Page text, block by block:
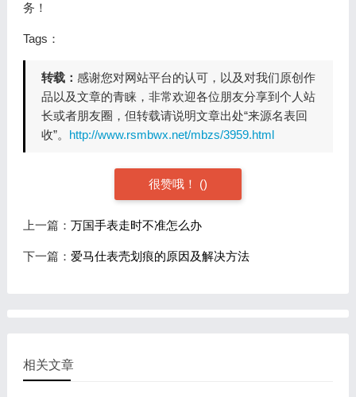
务！
Tags：
转载： 感谢您对网站平台的认可，以及对我们原创作
品以及文章的青睐，非常欢迎各位朋友分享到个人站
长或者朋友圈，但转载请说明文章出处“来源名表回
收”。 http://www.rsmbwx.net/mbzs/3959.html
很赞哦！ ()
上一篇： 万国手表走时不准怎么办
下一篇： 爱马仕表壳划痕的原因及解决方法
相关文章